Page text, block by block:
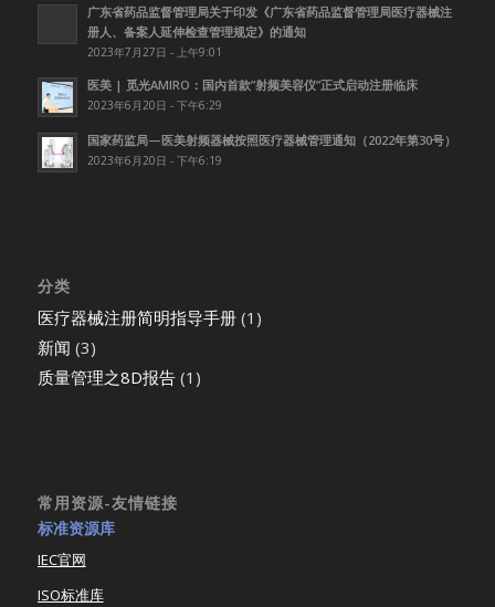
广东省药品监督管理局关于印发《广东省药品监督管理局医疗器械注
册人、备案人延伸检查管理规定》的通知
2023年7月27日 - 上午9:01
医美 | 觅光AMIRO：国内首款”射频美容仪”正式启动注册临床
2023年6月20日 - 下午6:29
国家药监局—医美射频器械按照医疗器械管理通知（2022年第30号）
2023年6月20日 - 下午6:19
分类
医疗器械注册简明指导手册(1)
新闻 (3)
质量管理之8D报告(1)
常用资源-友情链接
标准资源库
IEC官网
ISO标准库